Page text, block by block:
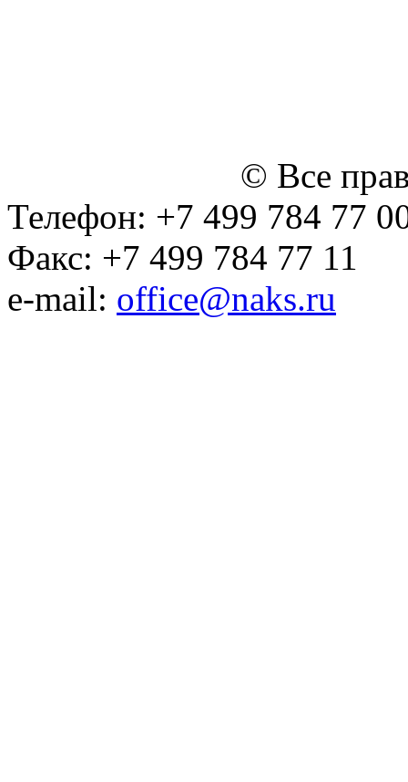
© Все
Телефон: +7 499 784 77
Факс: +7 499 784 77 11
e-mail: office@naks.ru